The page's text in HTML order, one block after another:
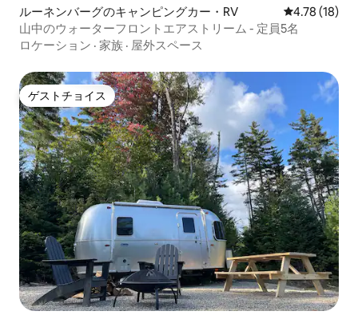
ルーネンバーグのキャンピングカー・RV レビュー18
4.78 (18)
山中のウォーターフロントエアストリーム - 定員5名
ロケーション · 家族 · 屋外スペース
ゲストチョイス
ゲストチョイス